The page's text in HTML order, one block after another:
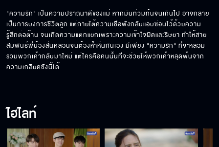
แสนรัก EP.7
"ความรัก" เป็นความปราถนาดีของแม่ หากมันท่วมท้นจนเกินไป อาจกลาย
เป็นการบงการชีวิตลูก แต่ภายใต้ความเชื่อฟังกลับแอบซ่อนไว้ด้วยความ
รู้สึกต่อต้าน จนเกิดความแตกแยกเพราะความเข้าใจผิดและริษยา ทำให้สาย
สัมพันธ์พี่น้องสั่นคลอนจนต้องห้ำหั่นกันเอง มีเพียง "ความรัก" ที่จะหลอม
รวมพวกเค้ากลับมาใหม่ แต่ใครคือคนนั้นที่จะช่วยให้พวกเค้าหลุดพ้นจาก
ความเกลียดชังนี้ได้
ไฮไลท์